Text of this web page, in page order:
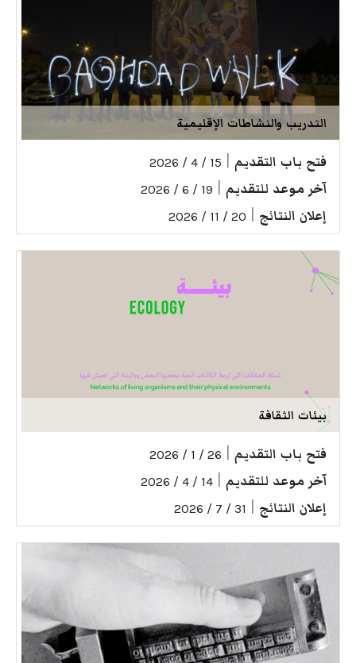
التدريب والنشاطات الإقليمية
فتح باب التقديم 15 / 4 / 2026
آخر موعد للتقديم 19 / 6 / 2026
إعلان النتائج 20 / 11 / 2026
بيئات الثقافة
فتح باب التقديم 26 / 1 / 2026
آخر موعد للتقديم 14 / 4 / 2026
إعلان النتائج 31 / 7 / 2026